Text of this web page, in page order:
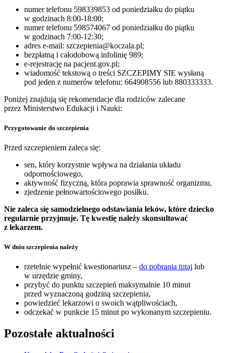
numer telefonu 598339853 od poniedziałku do piątku
w godzinach 8:00-18:00;
numer telefonu 598574067 od poniedziałku do piątku
w godzinach 7:00-12:30;
adres e-mail: szczepienia@koczala.pl;
bezpłatną i całodobową infolinię 989;
e-rejestrację na pacjent.gov.pl;
wiadomość tekstową o treści SZCZEPIMY SIE wysłaną
pod jeden z numerów telefonu: 664908556 lub 880333333.
Poniżej znajdują się rekomendacje dla rodziców zalecane
przez Ministerstwo Edukacji i Nauki:
Przygotowanie do szczepienia
Przed szczepieniem zaleca się:
sen, który korzystnie wpływa na działania układu
odpornościowego,
aktywność fizyczną, która poprawia sprawność organizmu,
zjedzenie pełnowartościowego posiłku.
Nie zaleca się samodzielnego odstawiania leków, które dziecko
regularnie przyjmuje. Tę kwestię należy skonsultować
z lekarzem.
W dniu szczepienia należy
rzetelnie wypełnić kwestionariusz – do pobrania tutaj lub
w urzędzie gminy,
przybyć do punktu szczepień maksymalnie 10 minut
przed wyznaczoną godziną szczepienia,
powiedzieć lekarzowi o swoich wątpliwościach,
odczekać w punkcie 15 minut po wykonanym szczepieniu.
Pozostałe aktualności